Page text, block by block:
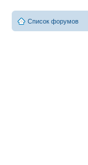
Список форумов